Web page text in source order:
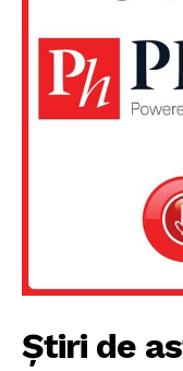
Știri de